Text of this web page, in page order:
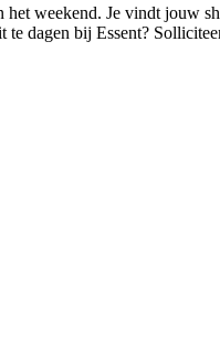
weekend. Je vindt jouw
dagen bij Essent?